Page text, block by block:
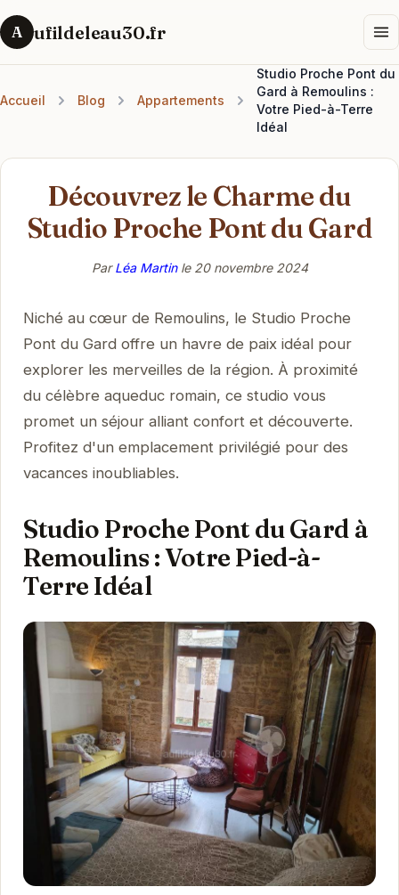
A ufildeleau30.fr
Accueil Blog Appartements
Studio Proche Pont du
Gard à Remoulins :
Votre Pied-à-Terre
Idéal
Découvrez le Charme du
Studio Proche Pont du Gard
ParLéa Martinle 20 novembre 2024
Niché au cœur de Remoulins, le Studio Proche
Pont du Gard offre un havre de paix idéal pour
explorer les merveilles de la région. À proximité
du célèbre aqueduc romain, ce studio vous
promet un séjour alliant confort et découverte.
Profitez d'un emplacement privilégié pour des
vacances inoubliables.
Studio Proche Pont du Gard à
Remoulins : Votre Pied-à-
Terre Idéal